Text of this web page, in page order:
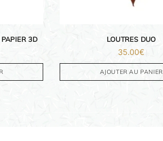
3D LOUTRES DUO
35.00€
AJOUTER AU PANIER